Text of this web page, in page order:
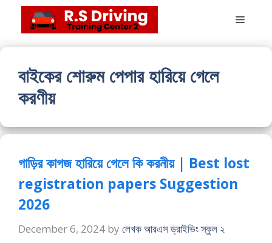
content
Menu
বাইকের শোরুম পেপার হারিয়ে গেলে
করণীয়
গাড়ির কাগজ হারিয়ে গেলে কি করনীয় | Best lost
registration papers Suggestion
2026
December 6, 2024 by লেখক আরএস ড্রাইভিং স্কুল ২